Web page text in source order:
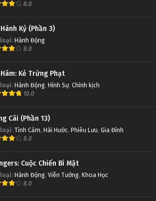
8.0
Kỷ (Phần 3)
: Hành Động
8.0
Kẻ Trừng Phạt
: Hành Động, Hình Sự, Chính kịch
10.0
Cãi (Phần 13)
: Tình Cảm, Hài Hước, Phiêu Lưu, Gia Đình
8.0
Cuộc Chiến Bí Mật
: Hành Động, Viễn Tưởng, Khoa Học
8.0